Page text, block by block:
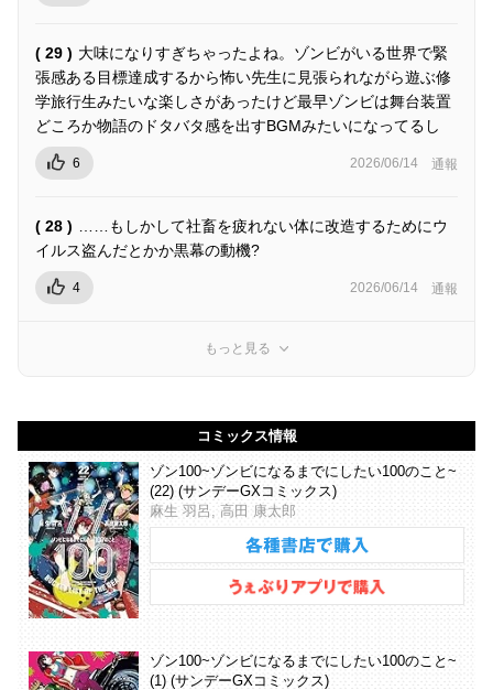
( 29 ) 大味になりすぎちゃったよね。ゾンビがいる世界で緊
張感ある目標達成するから怖い先生に見張られながら遊ぶ修
学旅行生みたいな楽しさがあったけど最早ゾンビは舞台装置
どころか物語のドタバタ感を出すBGMみたいになってるし
6 2026/06/14 通報
( 28 )
……もしかして社畜を疲れない体に改造するためにウ
イルス盗んだとかか黒幕の動機?
4 2026/06/14 通報
もっと見る
コミックス情報
ゾン100~ゾンビになるまでにしたい100のこと~
(22) (サンデーGXコミックス)
麻生 羽呂, 高田 康太郎
ゾン100~ゾンビになるまでにしたい100のこと~
(1) (サンデーGXコミックス)